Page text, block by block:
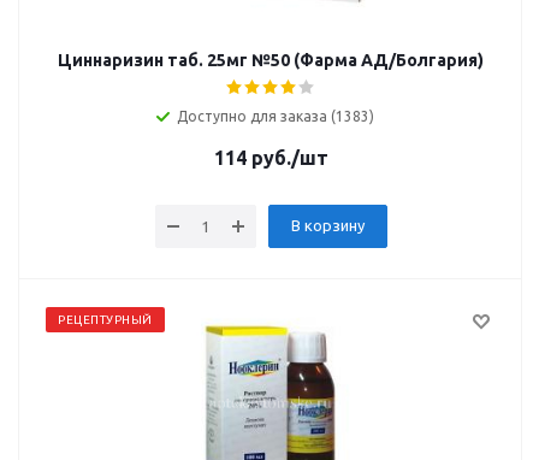
Циннаризин таб. 25мг №50 (Фарма АД/Болгария)
Доступно для заказа (1383)
114руб./шт
В корзину
РЕЦЕПТУРНЫЙ